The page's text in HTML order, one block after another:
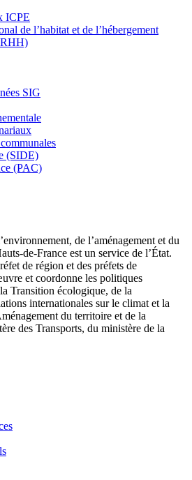
ICPE
de l’habitat et de l’hébergement
SIG
(SIDE)
(PAC)
de l’aménagement et du
de-France est un service de l’État.
de région et des préfets de
et coordonne les politiques
Transition écologique, de la
internationales sur le climat et la
du territoire et de la
des Transports, du ministère de la